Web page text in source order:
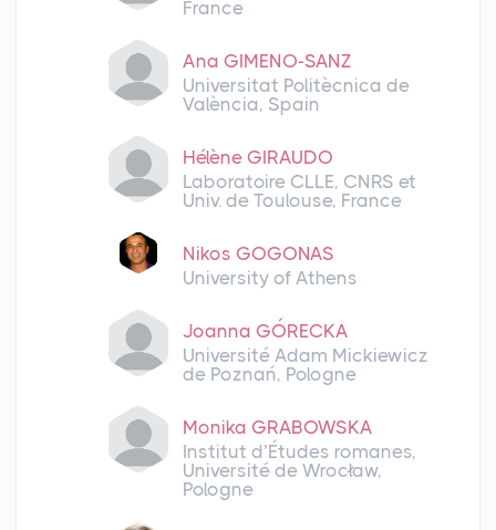
France
Ana GIMENO-SANZ
Universitat Politècnica de
València, Spain
Hélène GIRAUDO
Laboratoire CLLE, CNRS et
Univ. de Toulouse, France
Nikos GOGONAS
University of Athens
Joanna GÓRECKA
Université Adam Mickiewicz
de Poznań, Pologne
Monika GRABOWSKA
Institut d’Études romanes,
Université de Wrocław,
Pologne